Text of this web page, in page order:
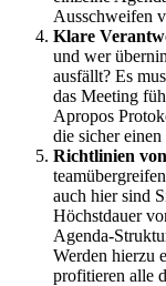
Ausschweifen
Klare
und wer
ausfällt? Es
das Meeting
Apropos
die sicher
Richtlinien
auch hier sind
Höchstdauer
Agenda-
Werden hierzu
profitieren alle